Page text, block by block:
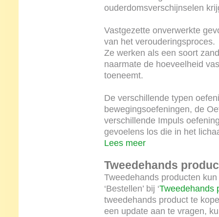
ouderdomsverschijnselen
Vastgezette onverwerkte
van het verouderingsproces.
Ze werken als een soort
naarmate de hoeveelheid
toeneemt.
De verschillende typen
bewegingsoefeningen, de
verschillende Impuls
gevoelens los die in het
Lees meer
Tweedehands
Tweedehands producten
‘Bestellen’ bij ‘Tweedehands
tweedehands product te
een update aan te vragen,